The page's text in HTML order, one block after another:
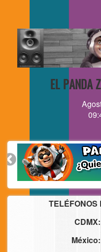
contenido
principal
EL PANDA
TELÉFONOS
CDMX:
México: